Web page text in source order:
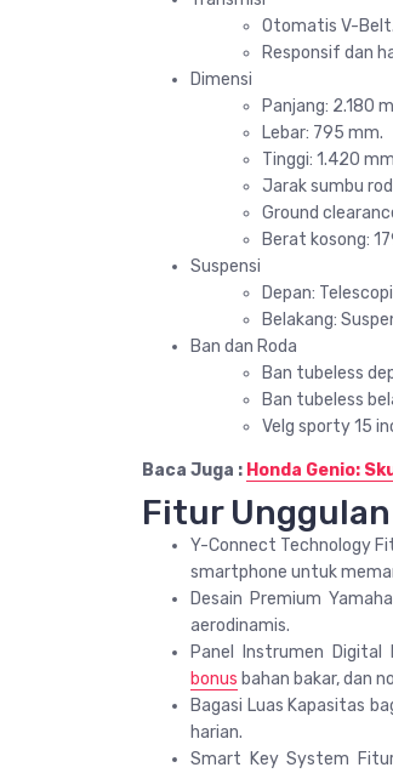
Otomatis V-Belt.
Responsif dan
Dimensi
Panjang: 2.180
Lebar: 795 mm.
Tinggi: 1.420
Jarak sumbu
Ground
Berat kosong:
Suspensi
Depan:
Belakang:
Ban dan Roda
Ban tubeless
Ban tubeless
Velg sporty 15
Baca Juga : Honda Genio:
Fitur
Y-Connect Technology
smartphone untuk
Desain Premium
aerodinamis.
Panel Instrumen
bonus bahan bakar, dan
Bagasi Luas Kapasitas
harian.
Smart Key System